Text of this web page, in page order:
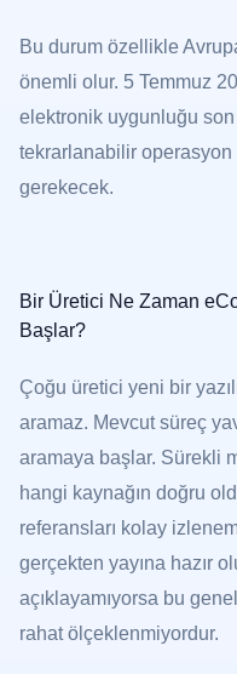
Bu durum özellikle
önemli olur. 5 Temmuz
elektronik uygunluğu
tekrarlanabilir
gerekecek.
Bir Üretici Ne Zaman
Başlar?
Çoğu üretici yeni bir
aramaz. Mevcut süreç
aramaya başlar. Sürekli
hangi kaynağın doğru
referansları kolay
gerçekten yayına hazır
açıklayamıyorsa bu
rahat ölçeklenmiyordur.